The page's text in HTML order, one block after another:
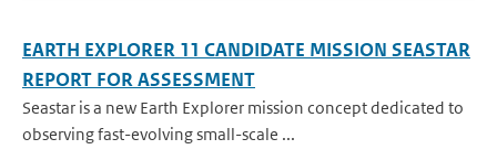
EARTH EXPLORER 11 CANDIDATE MISSION SEASTAR
REPORT FOR ASSESSMENT
Seastar is a new Earth Explorer mission concept dedicated to
observing fast-evolving small-scale ...